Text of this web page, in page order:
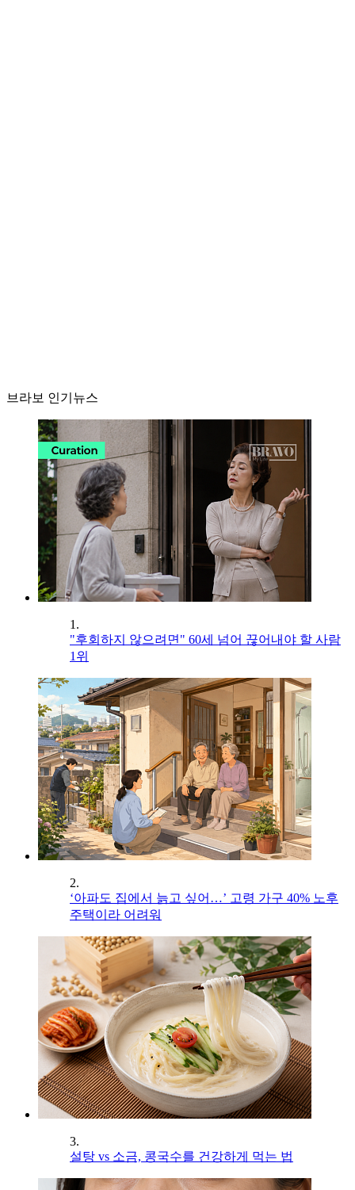
브라보 인기뉴스
1.
"후회하지 않으려면" 60세 넘어 끊어내야 할 사람
1위
2.
‘아파도 집에서 늙고 싶어…’ 고령 가구 40% 노후
주택이라 어려워
3.
설탕 vs 소금, 콩국수를 건강하게 먹는 법